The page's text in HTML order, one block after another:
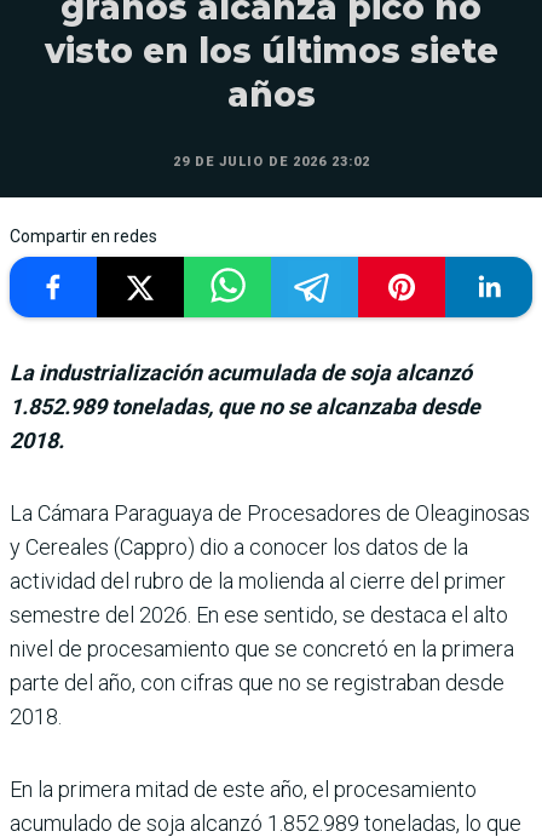
visto en los últimos siete
años
29 DE JULIO DE 2026 23:02
Compartir en redes
La industrialización acumulada de soja alcanzó
1.852.989 toneladas, que no se alcanzaba desde
2018.
La Cámara Paraguaya de Procesadores de Oleaginosas
y Cerea­les (Cappro) dio a conocer los datos de la
actividad del rubro de la molienda al cie­rre del primer
semestre del 2026. En ese sentido, se des­taca el alto
nivel de procesa­miento que se concretó en la primera
parte del año, con cifras que no se registraban desde
2018.
En la primera mitad de este año, el procesamiento
acumulado de soja alcanzó 1.852.989 toneladas, lo que